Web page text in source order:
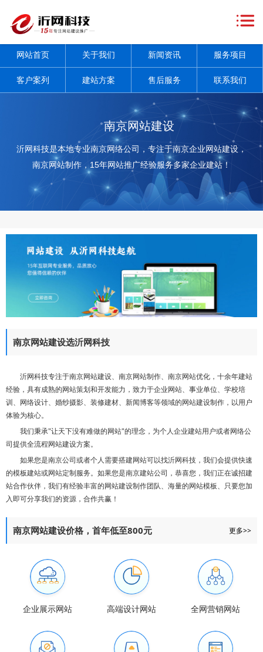
首
页
于
我
新
闻
服
网站首页 关于我们 新闻资讯 服务项目
客户案列 建站方案 售后服务 联系我们
南京网站建设
沂网科技是本地专业南京网络公司，专注于南京企业网站建设，
南京网站制作，15年网站推广经验服务多家企业建站！
南京网站建设选沂网科技
沂网科技专注于南京网站建设、南京网站制作、南京网站优化，十余年建站
经验，具有成熟的网站策划和开发能力，致力于企业网站、事业单位、学校培
训、网络设计、婚纱摄影、装修建材、新闻博客等领域的网站建设制作，以用户
体验为核心。
我们秉承"让天下没有难做的网站"的理念，为个人企业建站用户或者网络公
司提供全流程网站建设方案。
如果您是南京公司或者个人需要搭建网站可以找沂网科技，我们会提供快速
的模板建站或网站定制服务。如果您是南京建站公司，恭喜您，我们正在诚招建
站合作伙伴，我们有经验丰富的网站建设制作团队、海量的网站模板、只要您加
入即可分享我们的资源，合作共赢！
南京网站建设价格，首年低至800元 更多>>
企业展示网站 高端设计网站 全网营销网站